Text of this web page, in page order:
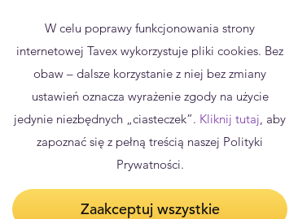
843 ton rocznie. Zapotrzebowanie kraju
jako ofiary dla bogów oraz jako
Indie w ubiegłym roku ponad 31
co do wielkości przedmiotem importu,
kopalni złota z czasów kolonialnych w
się z powodu prognoz niskiej produkcji
W celu poprawy funkcjonowania strony
internetowej Tavex wykorzystuje pliki cookies. Bez
obaw – dalsze korzystanie z niej bez zmiany
ustawień oznacza wyrażenie zgody na użycie
jedynie niezbędnych „ciasteczek”. Kliknij tutaj, aby
zapoznać się z pełną treścią naszej Polityki
Prywatności.
Zaakceptuj wszystkie